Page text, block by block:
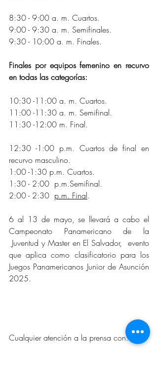
8:30 - 9:00 a. m. Cuartos.
9:00 - 9:30 a. m. Semifinales.
9:30 - 10:00 a. m. Finales.
Finales por equipos femenino en recurvo
en todas las categorías:
10:30 -11:00 a. m. Cuartos.
11:00 -11:30 a. m. Semifinal.
11:30 -12:00 m. Final.
12:30 -1:00 p.m. Cuartos de final en
recurvo masculino.
1:00 -1:30 p.m. Cuartos.
1:30 - 2:00 p.m.Semifinal.
2:00 - 2:30 p.m. Final.
6 al 13 de mayo, se llevará a cabo el
Campeonato Panamericano de la
Juventud y Master en El Salvador,  evento
que aplica como clasificatorio para los
Juegos Panamericanos Junior de Asunción
2025.
Cualquier atención a la prensa con: